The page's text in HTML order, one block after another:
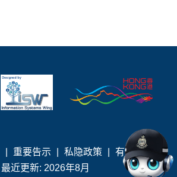
重要告示 私隐政策 有用连结
最近更新: 2026年8月